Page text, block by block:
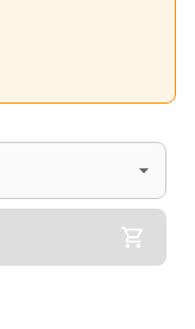
(Optionnel)